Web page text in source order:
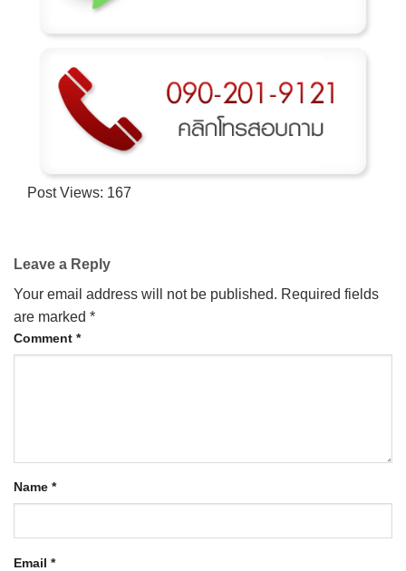
Post Views: 167
Leave a Reply
Your email address will not be published. Required fields
are marked *
Comment *
Name *
Email *